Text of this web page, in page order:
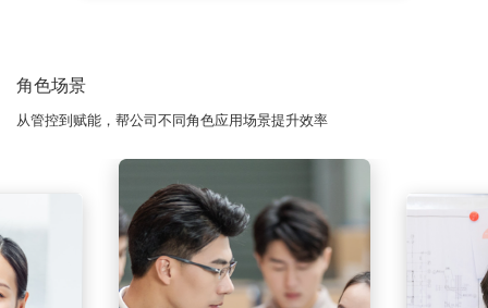
角色场景
从管控到赋能，帮公司不同角色应用场景提升效率